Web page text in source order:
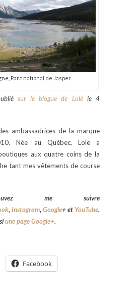
Parc national de Jasper
sur le blogue de Lolële 4
ambassadrices de la marque
Née au Québec, Lolë a
aux quatre coins de la
tant mes vêtements de course
me suivre
, Instagram, Google+ et YouTube.
une page Google+.
Facebook